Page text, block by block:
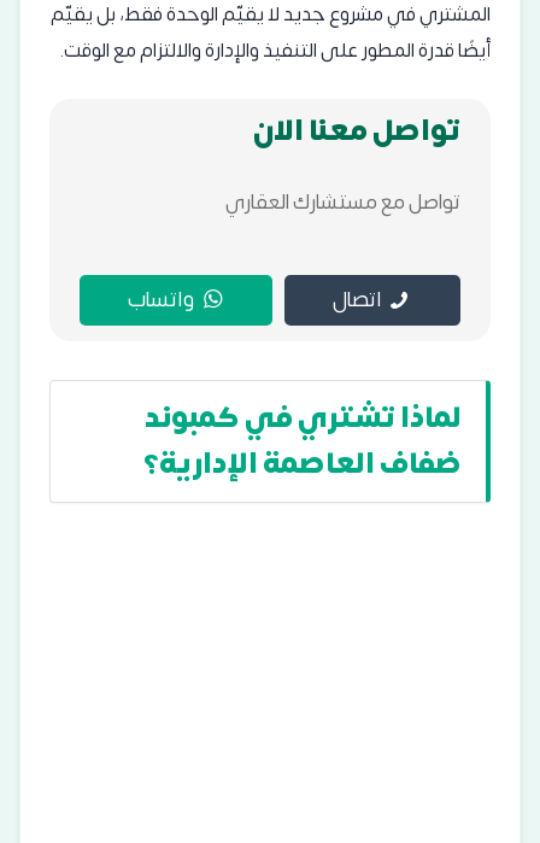
المشتري في مشروع جديد لا يقيّم الوحدة فقط، بل يقيّم
أيضًا قدرة المطور على التنفيذ والإدارة والالتزام مع الوقت.
تواصل معنا الان
تواصل مع مستشارك العقاري
اتصال واتساب
لماذا تشتري في كمبوند
ضفاف العاصمة الإدارية؟